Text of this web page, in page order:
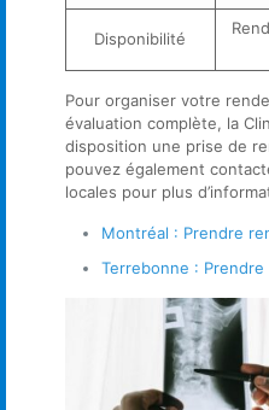
Disponibilité
Pour organiser votre
évaluation complète, la
disposition une prise de
pouvez également
locales pour plus
Montréal : Prendre
Terrebonne :